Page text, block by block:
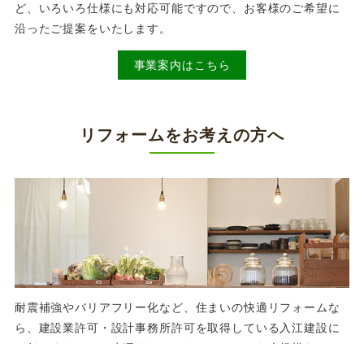
ど、いろいろ仕様にも対応可能ですので、お客様のご希望に
沿ったご提案をいたします。
事業案内はこちら
リフォームをお考えの方へ
耐震補強やバリアフリー化など、住まいの快適リフォームな
ら、建設業許可・設計事務所許可を取得している入江建設に